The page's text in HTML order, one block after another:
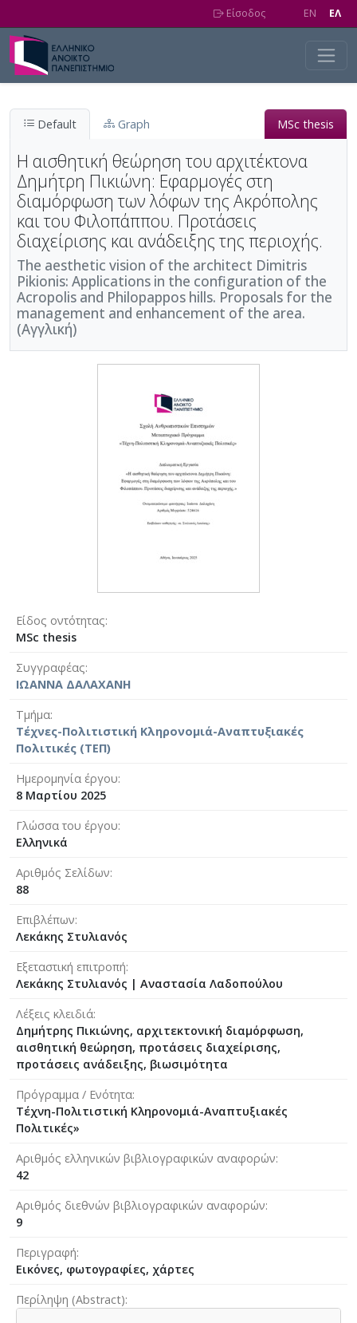
Είσοδος EN EΛ
Default Graph MSc thesis
Η αισθητική θεώρηση του αρχιτέκτονα
Δημήτρη Πικιώνη: Εφαρμογές στη
διαμόρφωση των λόφων της Ακρόπολης
και του Φιλοπάππου. Προτάσεις
διαχείρισης και ανάδειξης της περιοχής.
The aesthetic vision of the architect Dimitris
Pikionis: Applications in the configuration of the
Acropolis and Philopappos hills. Proposals for the
management and enhancement of the area.
(Αγγλική)
Είδος οντότητας
MSc thesis
Συγγραφέας
ΙΩΑΝΝΑ ΔΑΛΑΧΑΝΗ
Τμήμα
Τέχνες-Πολιτιστική Κληρονομιά-Αναπτυξιακές
Πολιτικές (ΤΕΠ)
Ημερομηνία έργου
8 Μαρτίου 2025
Γλώσσα του έργου
Ελληνικά
Αριθμός Σελίδων
88
Επιβλέπων
Λεκάκης Στυλιανός
Εξεταστική επιτροπή
Λεκάκης Στυλιανός | Αναστασία Λαδοπούλου
Λέξεις κλειδιά
Δημήτρης Πικιώνης, αρχιτεκτονική διαμόρφωση,
αισθητική θεώρηση, προτάσεις διαχείρισης,
προτάσεις ανάδειξης, βιωσιμότητα
Πρόγραμμα / Ενότητα
Τέχνη-Πολιτιστική Κληρονομιά-Αναπτυξιακές
Πολιτικές»
Αριθμός ελληνικών βιβλιογραφικών αναφορών
42
Αριθμός διεθνών βιβλιογραφικών αναφορών
9
Περιγραφή
Εικόνες, φωτογραφίες, χάρτες
Περίληψη (Abstract)